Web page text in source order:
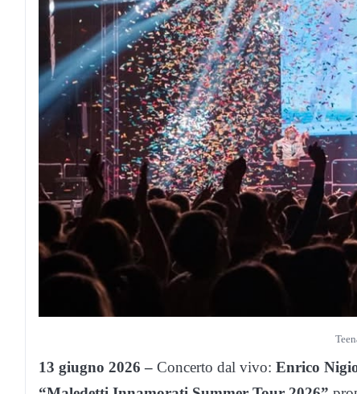
13 giugno 2026 – Concerto dal vivo: Enrico